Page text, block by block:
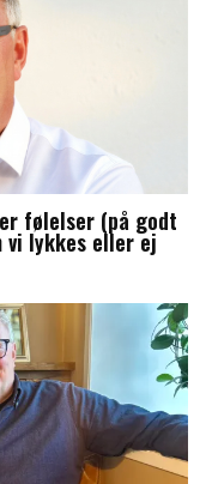
følelser (på godt
vi lykkes eller ej